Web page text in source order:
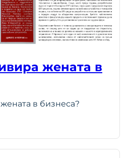
жената в
в бизнеса?